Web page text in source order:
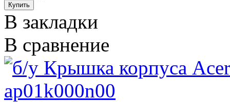
В закладки
В сравнение